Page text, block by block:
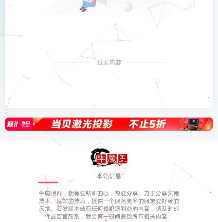
暂无内容
本站信息
牛魔博客，拥有爱钻研的心，热爱分享、力于分享实用
技术、建站的技巧，提供一个服务更多的网友爱好者的
天地。若发现本站有任何侵犯您利益的内容，请及时邮
件或留言联系，我会第一时间删除所有相关内容。